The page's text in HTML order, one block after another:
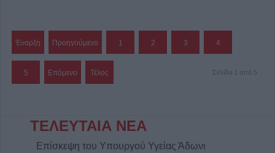
Έναρξη Προηγούμενο 1 2 3 4
5 Επόμενο Τέλος Σελίδα 1 από 5
ΤΕΛΕΥΤΑΙΑ ΝΕΑ
Επίσκεψη του Υπουργού Υγείας Άδωνι